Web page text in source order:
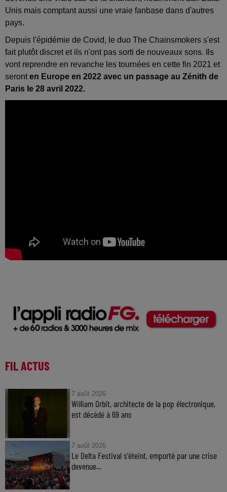
Unis mais comptant aussi une vraie fanbase dans d'autres
pays.
Depuis l'épidémie de Covid, le duo The Chainsmokers s'est
fait plutôt discret et ils n'ont pas sorti de nouveaux sons. Ils
vont reprendre en revanche les tournées en cette fin 2021 et
seronten Europe en 2022 avec un passage au Zénith de
Paris le 28 avril 2022.
FIL ACTUS
7 août 2026
William Orbit, architecte de la pop électronique,
est décédé à 69 ans
7 août 2026
Le Delta Festival s'éteint, emporté par une crise
devenue...